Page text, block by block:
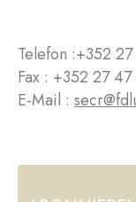
Telefon :+352
Fax : +352 27
E-Mail :